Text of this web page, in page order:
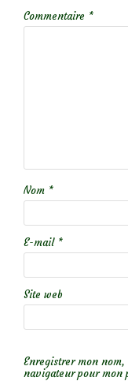
Commentaire *
Nom *
E-mail *
Site web
Enregistrer mon
navigateur pour mon